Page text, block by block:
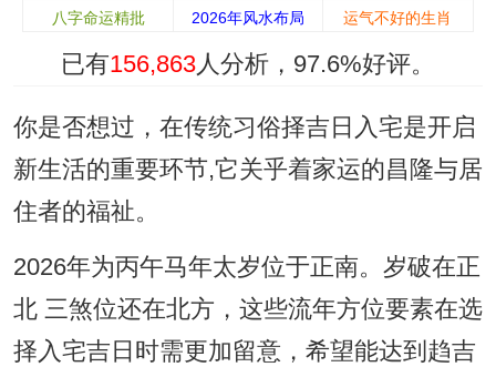
八字命运精批
2026年风水布局 运气不好的生肖
已有156,863人分析， 97.6%好评。
你是否想过，在传统习俗择吉日入宅是开启
新生活的重要环节,它关乎着家运的昌隆与居
住者的福祉。
2026年为丙午马年太岁位于正南。岁破在正
北 三煞位还在北方，这些流年方位要素在选
择入宅吉日时需更加留意，希望能达到趋吉